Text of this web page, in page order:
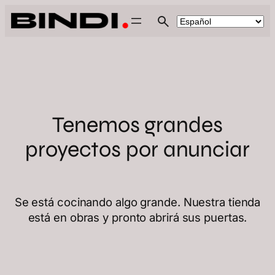
Tenemos grandes
proyectos por anunciar
Se está cocinando algo grande. Nuestra tienda
está en obras y pronto abrirá sus puertas.